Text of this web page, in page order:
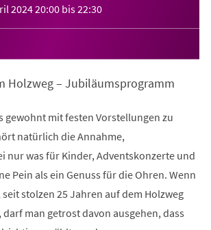
202420:00 bis22:30
Holzweg – Jubiläumsprogramm
gewohnt mit festen Vorstellungen zu
natürlich die Annahme,
nur was für Kinder, Adventskonzerte und
Pein als ein Genuss für die Ohren. Wenn
stolzen 25 Jahren auf dem Holzweg
man getrost davon ausgehen, dass